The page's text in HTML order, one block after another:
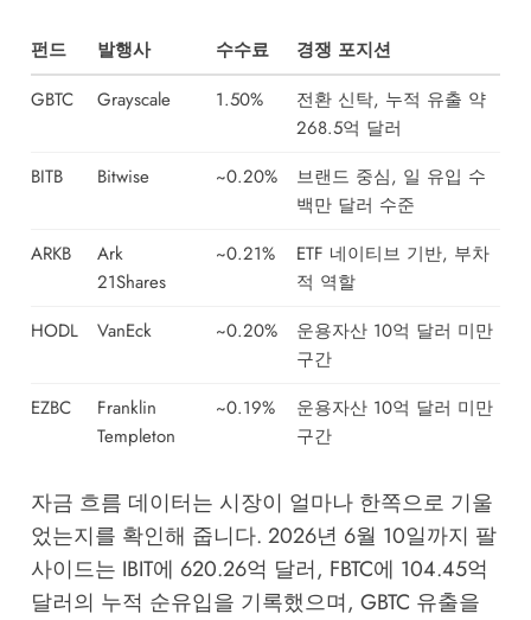
펀드 발행사 수수료
경쟁 포지션
GBTC
Grayscale 1.50%
전환 신탁, 누적 유출 약
268.5억 달러
BITB
Bitwise ~0.20%
브랜드 중심, 일 유입 수
백만 달러 수준
ARKB
Ark
21Shares
~0.21%
ETF 네이티브 기반, 부차
적 역할
HODL
VanEck ~0.20%
운용자산 10억 달러 미만
구간
EZBC
Franklin
Templeton
~0.19%
운용자산 10억 달러 미만
구간
자금 흐름 데이터는 시장이 얼마나 한쪽으로 기울
었는지를 확인해 줍니다. 2026년 6월 10일까지 팔
사이드는 IBIT에 620.26억 달러, FBTC에 104.45억
달러의 누적 순유입을 기록했으며, GBTC 유출을